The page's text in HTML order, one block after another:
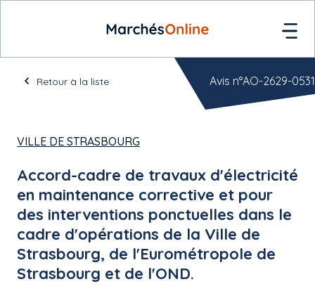
Retour à la liste
VILLE DE STRASBOURG
Accord-cadre de travaux d'électricité
en maintenance corrective et pour
des interventions ponctuelles dans le
cadre d'opérations de la Ville de
Strasbourg, de l'Eurométropole de
Strasbourg et de l'OND.
Avis n°AO-2629-0531